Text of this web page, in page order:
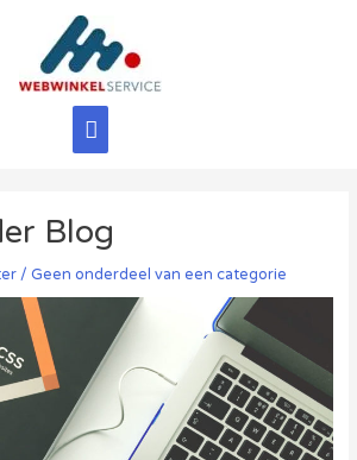
Hoofdmenu
Blog
/ Geen onderdeel van een categorie